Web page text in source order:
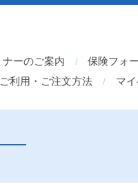
ナーのご案内
保険フォ
ご利用・ご注文方法
マ